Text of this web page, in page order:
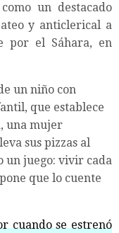
un destacado
y anticlerical a
por el Sáhara, en
un niño con
que establece
una mujer
sus pizzas al
un juego: vivir cada
que lo cuente
cuando se estrenó